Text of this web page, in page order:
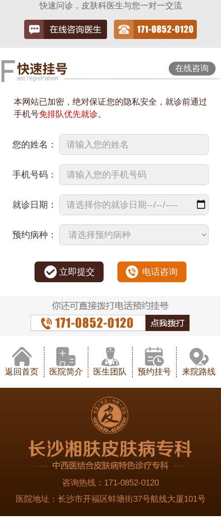
快速问诊，皮肤科医生与您一对一交流
在线咨询
本网站已加密，绝对保证您的隐私安全，就诊前通过
手机号免排队优先就诊。
您的姓名：
手机号码：
就诊日期：
预约病种：
立即提交 电话咨询
返回首页 医院简介 医生团队 预约挂号 来院路线
咨询热线： 171-0852-0120
医院地址： 长沙市开福区蚌塘街37号航线大厦101号